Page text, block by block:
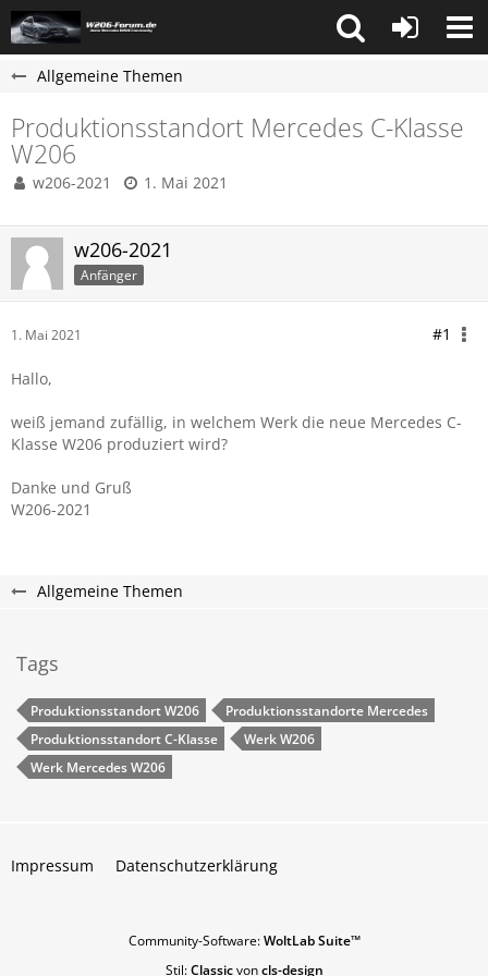
Allgemeine Themen
Produktionsstandort Mercedes C-Klasse
W206
w206-2021 1. Mai 2021
w206-2021
Anfänger
1. Mai 2021 #1
Hallo,
weiß jemand zufällig, in welchem Werk die neue Mercedes C-
Klasse W206 produziert wird?
Danke und Gruß
W206-2021
Allgemeine Themen
Tags
Produktionsstandort W206
Produktionsstandorte Mercedes
Produktionsstandort C-Klasse
Werk W206
Werk Mercedes W206
Impressum Datenschutzerklärung
Community-Software:WoltLab Suite™
Stil:Classicvoncls-design